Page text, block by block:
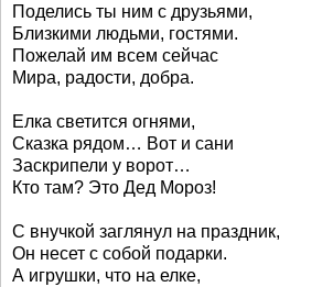
Поделись ты ним с друзьями,
Близкими людьми, гостями.
Пожелай им всем сейчас
Мира, радости, добра.
Елка светится огнями,
Сказка рядом… Вот и сани
Заскрипели у ворот…
Кто там? Это Дед Мороз!
С внучкой заглянул на праздник,
Он несет с собой подарки.
А игрушки, что на елке,